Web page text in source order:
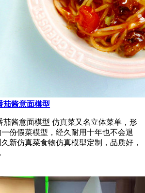
茄酱意面模型
茄酱意面模型 仿真菜又名立体菜单，形
份假菜模型，经久耐用十年也不会退
新仿真菜食物仿真模型定制，品质好，